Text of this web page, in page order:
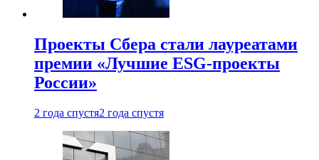
Проекты Сбера стали лауреатами
премии «Лучшие ESG-проекты
России»
2 года спустя2 года спустя